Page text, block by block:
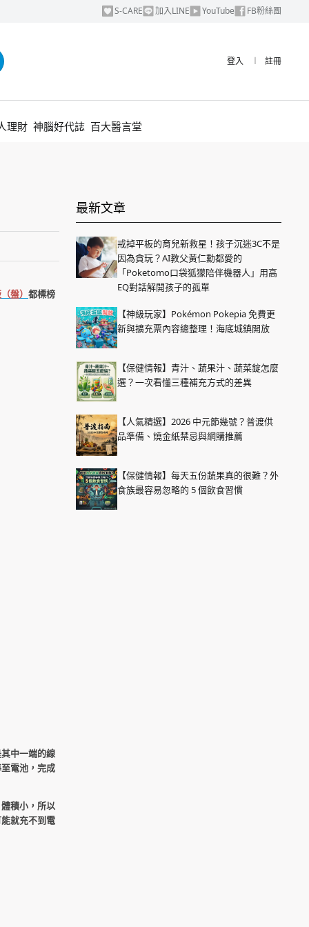
S-CARE 加入LINE YouTube FB粉絲團
登入 ︱ 註冊
理財 神腦好代誌 百大醫言堂
盤） 都標榜
中一端的線
電池，完成
積小，所以
就充不到電
最新文章
戒掉平板的育兒新救星！孩子沉迷3C不是
因為貪玩？AI教父黃仁勳都愛的
「Poketomo口袋狐獴陪伴機器人」用高
EQ對話解開孩子的孤單
【神級玩家】Pokémon Pokepia 免費更
新與擴充票內容總整理！海底城鎮開放
【保健情報】青汁、蔬果汁、蔬菜錠怎麼
選？一次看懂三種補充方式的差異
【人氣精選】2026 中元節幾號？普渡供
品準備、燒金紙禁忌與網購推薦
【保健情報】每天五份蔬果真的很難？外
食族最容易忽略的 5 個飲食習慣